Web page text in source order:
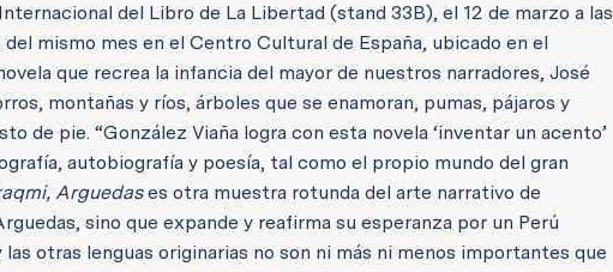
del Libro de La Libertad (stand 33B), el 12 de marzo a las
mismo mes en el Centro Cultural de España, ubicado en el
que recrea la infancia del mayor de nuestros narradores, José
montañas y ríos, árboles que se enamoran, pumas, pájaros y
de pie. “González Viaña logra con esta novela ‘inventar un acento’
autobiografía y poesía, tal como el propio mundo del gran
Arguedases otra muestra rotunda del arte narrativo de
sino que expande y reafirma su esperanza por un Perú
otras lenguas originarias no son ni más ni menos importantes que